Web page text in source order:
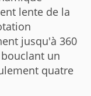
lente de la
jusqu'à 360
un
quatre